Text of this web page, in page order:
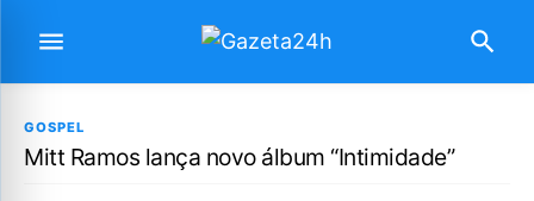
GOSPEL
Mitt Ramos lança novo álbum “Intimidade”